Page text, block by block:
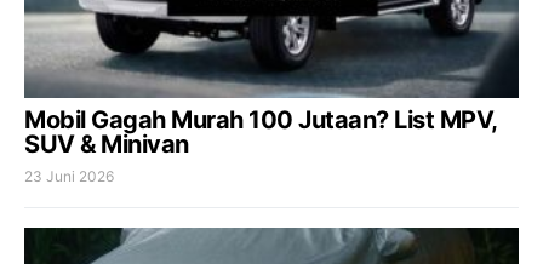
Mobil Gagah Murah 100 Jutaan? List MPV,
SUV & Minivan
23 Juni 2026